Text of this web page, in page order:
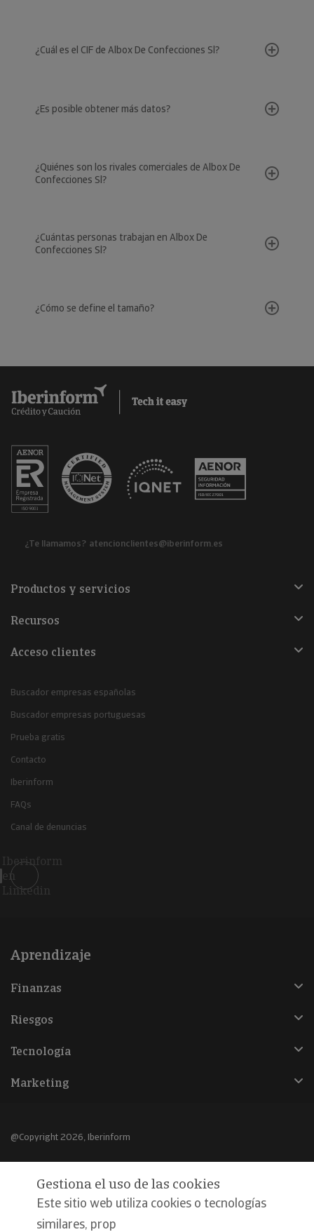
¿Cuál es el CIF de Albox De Confecciones Sl?
¿Es posible obtener más datos?
¿Quiénes son los rivales comerciales de Albox De
Confecciones Sl?
¿Cuántas personas trabajan en Albox De
Confecciones Sl?
¿Cómo se define el tamaño?
¿Te llamamos? atencionclientes@iberinform.es
Productos y servicios
Recursos
Acceso clientes
Buscador empresas españolas
Buscador empresas portuguesas
Prueba gratis
Contacto
Iberinform
FAQs
Canal de denuncias
Iberinform
en
Linkedin
Aprendizaje
Finanzas
Riesgos
Tecnología
Marketing
@Copyright 2026, Iberinform
Declaración de privacidad
Gestiona el uso de las cookies
Este sitio web utiliza cookies o tecnologías
similares, prop